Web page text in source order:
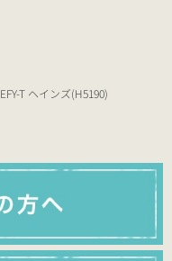
T ヘインズ(H5190)